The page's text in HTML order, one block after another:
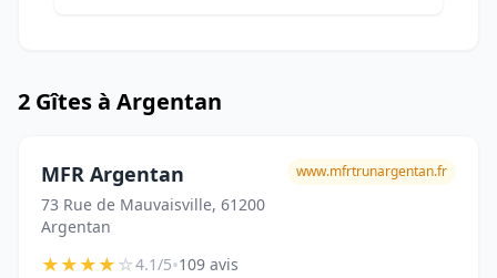
2 Gîtes à Argentan
MFR Argentan
73 Rue de Mauvaisville, 61200
Argentan
www.mfrtrunargentan.fr
★★★★☆4.1/5•109 avis